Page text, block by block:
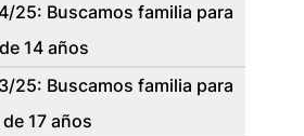
25: Buscamos familia para
14 años
25: Buscamos familia para
17 años